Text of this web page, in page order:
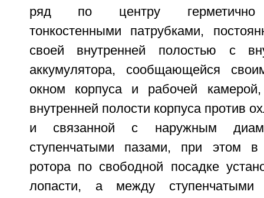
ряд по центру герметично
тонкостенными патрубками,
своей внутренней полостью с
аккумулятора, сообщающейся
окном корпуса и рабочей
внутренней полости корпуса против
и связанной с наружным
ступенчатыми пазами, при этом в
ротора по свободной посадке
лопасти, а между ступенчатыми